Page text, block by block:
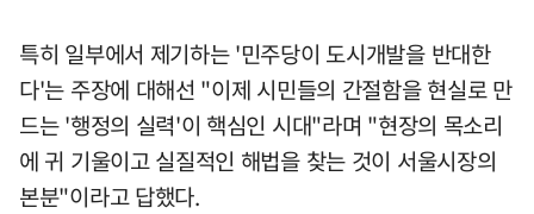
특히 일부에서 제기하는 '민주당이 도시개발을 반대한
다'는 주장에 대해선 "이제 시민들의 간절함을 현실로 만
드는 '행정의 실력'이 핵심인 시대"라며 "현장의 목소리
에 귀 기울이고 실질적인 해법을 찾는 것이 서울시장의
본분"이라고 답했다.